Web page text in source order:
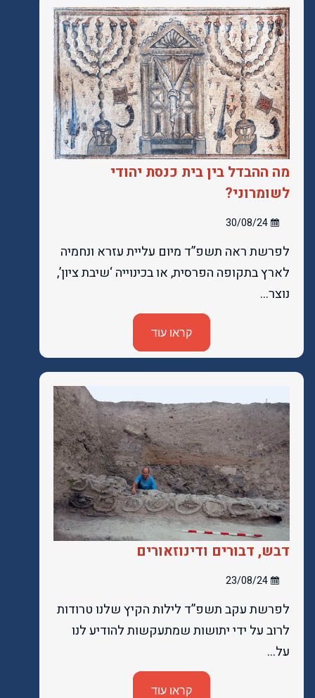
מה ההבדל בין בית כנסת יהודי
לשומרוני?
לפרשת ראה תשפ”ד מיום עליית עזרא ונחמיה
לארץ בתקופה הפרסית, או בכינוייה ‘שיבת ציון’,
נוצר…
קראו עוד
דבש, דבורים ודינוזאורים
לפרשת עקב תשפ”ד לילות הקיץ שלנו טרודות
לרוב על ידי יתושות שמתעקשות להודיע לנו
על…
קראו עוד